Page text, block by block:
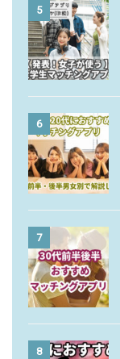
5
6
7
8